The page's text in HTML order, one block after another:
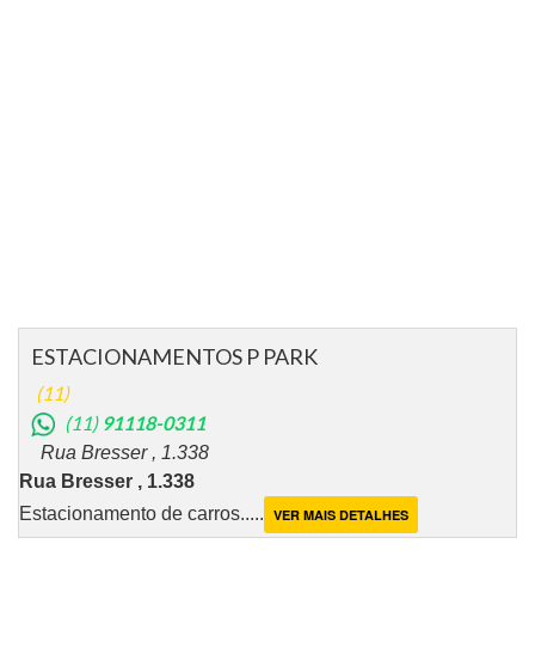
ESTACIONAMENTOS P PARK
(11)
(11) 91118-0311
Rua Bresser , 1.338
Rua Bresser , 1.338
Estacionamento de carros..... VER MAIS DETALHES